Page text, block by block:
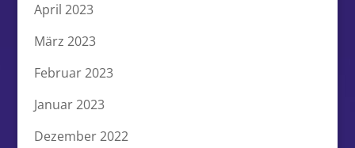
April 2023
März 2023
Februar 2023
Januar 2023
Dezember 2022